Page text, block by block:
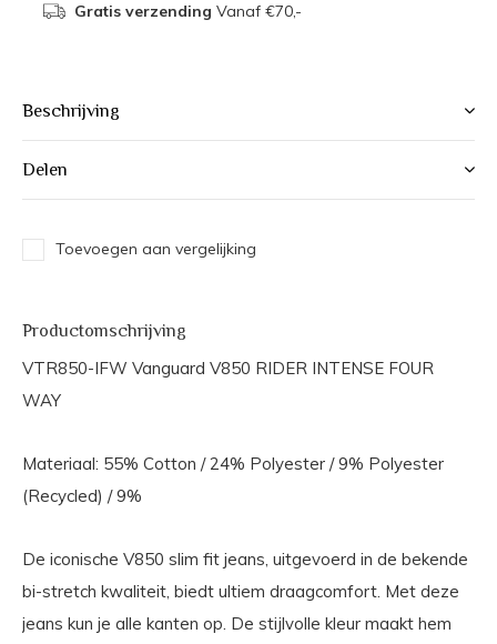
Gratis verzending Vanaf €70,-
Beschrijving
Delen
Toevoegen aan vergelijking
Productomschrijving
VTR850-IFW Vanguard V850 RIDER INTENSE FOUR
WAY
Materiaal: 55% Cotton / 24% Polyester / 9% Polyester
(Recycled) / 9%
De iconische V850 slim fit jeans, uitgevoerd in de bekende
bi-stretch kwaliteit, biedt ultiem draagcomfort. Met deze
jeans kun je alle kanten op. De stijlvolle kleur maakt hem